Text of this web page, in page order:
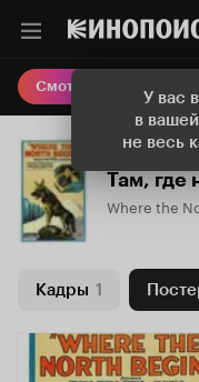
У вас
в
не весь
Смотреть кино
Там, где
Where the
Кадры 1